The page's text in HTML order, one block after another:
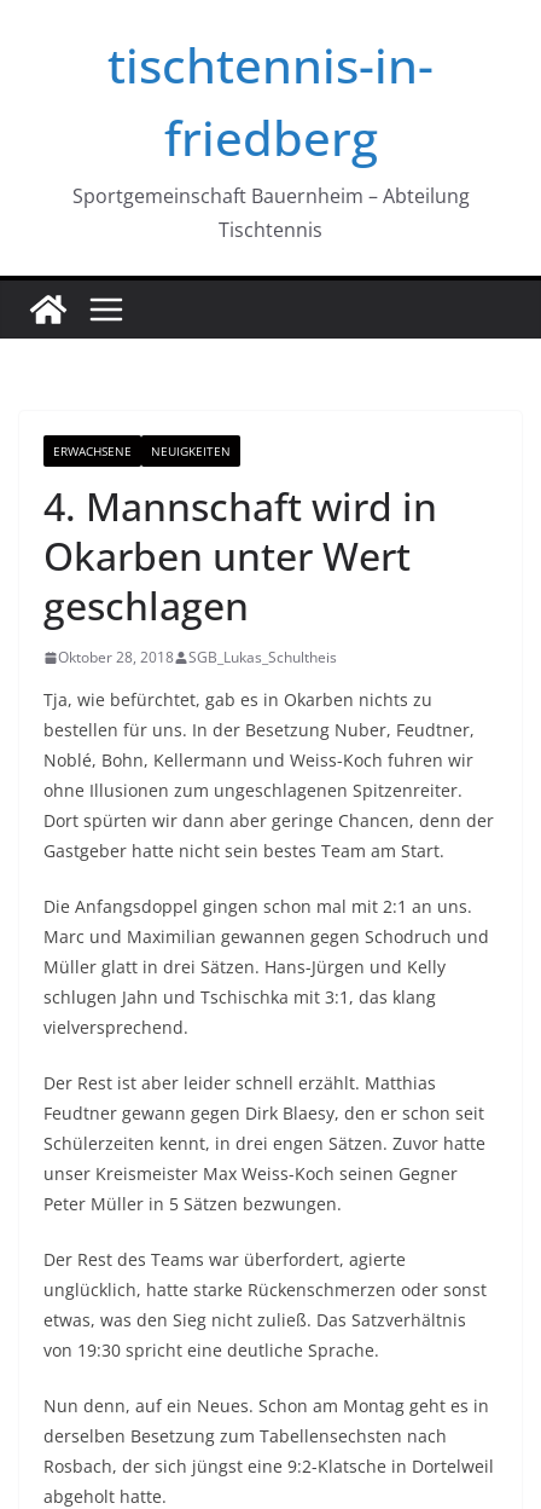
tischtennis-in-
friedberg
Sportgemeinschaft Bauernheim – Abteilung
Tischtennis
ERWACHSENE NEUIGKEITEN
4. Mannschaft wird in
Okarben unter Wert
geschlagen
Oktober 28, 2018 SGB_Lukas_Schultheis
Tja, wie befürchtet, gab es in Okarben nichts zu
bestellen für uns. In der Besetzung Nuber, Feudtner,
Noblé, Bohn, Kellermann und Weiss-Koch fuhren wir
ohne Illusionen zum ungeschlagenen Spitzenreiter.
Dort spürten wir dann aber geringe Chancen, denn der
Gastgeber hatte nicht sein bestes Team am Start.
Die Anfangsdoppel gingen schon mal mit 2:1 an uns.
Marc und Maximilian gewannen gegen Schodruch und
Müller glatt in drei Sätzen. Hans-Jürgen und Kelly
schlugen Jahn und Tschischka mit 3:1, das klang
vielversprechend.
Der Rest ist aber leider schnell erzählt. Matthias
Feudtner gewann gegen Dirk Blaesy, den er schon seit
Schülerzeiten kennt, in drei engen Sätzen. Zuvor hatte
unser Kreismeister Max Weiss-Koch seinen Gegner
Peter Müller in 5 Sätzen bezwungen.
Der Rest des Teams war überfordert, agierte
unglücklich, hatte starke Rückenschmerzen oder sonst
etwas, was den Sieg nicht zuließ. Das Satzverhältnis
von 19:30 spricht eine deutliche Sprache.
Nun denn, auf ein Neues. Schon am Montag geht es in
derselben Besetzung zum Tabellensechsten nach
Rosbach, der sich jüngst eine 9:2-Klatsche in Dortelweil
abgeholt hatte.